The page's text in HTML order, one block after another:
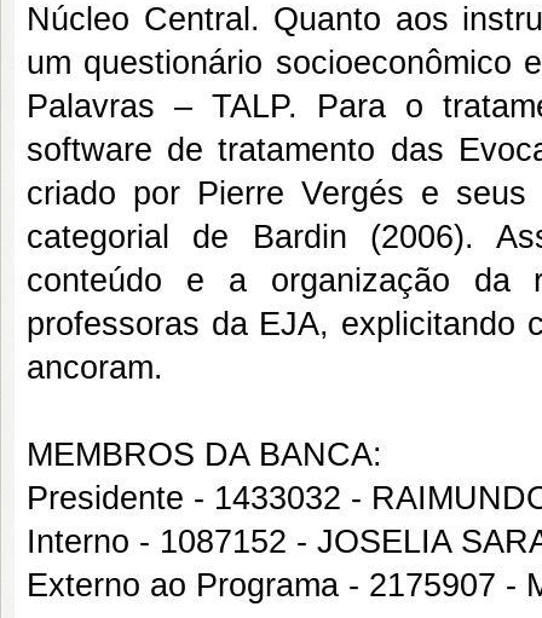
Núcleo Central. Quanto aos
um questionário socioeconômico
Palavras – TALP. Para o
software de tratamento das
criado por Pierre Vergés e seus
categorial de Bardin (2006).
conteúdo e a organização da
professoras da EJA, explicitando
ancoram.
MEMBROS DA BANCA:
Presidente - 1433032 -
Interno - 1087152 - JOSELIA
Externo ao Programa - 2175907 -